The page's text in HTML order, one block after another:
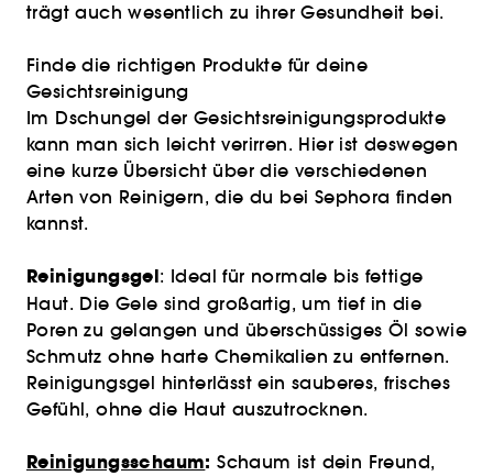
trägt auch wesentlich zu ihrer Gesundheit bei.
Finde die richtigen Produkte für deine
Gesichtsreinigung
Im Dschungel der Gesichtsreinigungsprodukte
kann man sich leicht verirren. Hier ist deswegen
eine kurze Übersicht über die verschiedenen
Arten von Reinigern, die du bei Sephora finden
kannst.
Reinigungsgel: Ideal für normale bis fettige
Haut. Die Gele sind großartig, um tief in die
Poren zu gelangen und überschüssiges Öl sowie
Schmutz ohne harte Chemikalien zu entfernen.
Reinigungsgel hinterlässt ein sauberes, frisches
Gefühl, ohne die Haut auszutrocknen.
Reinigungsschaum: Schaum ist dein Freund,